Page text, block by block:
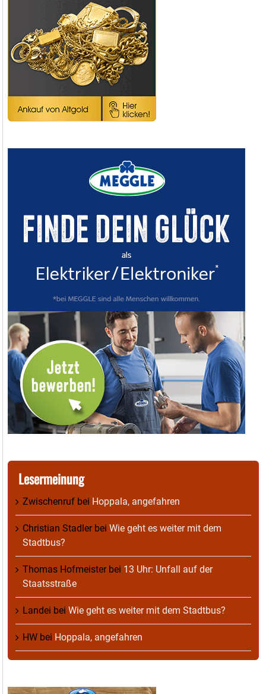
Lesermeinung
Zwischenruf bei Hoppala, angefahren
Christian Stadlerbei Wie geht es weiter mit dem
Stadtbus?
Thomas Hofmeisterbei 13 Uhr: Unfall auf der
Staatsstraße
Landei bei Wie geht es weiter mit dem Stadtbus?
HW bei Hoppala, angefahren